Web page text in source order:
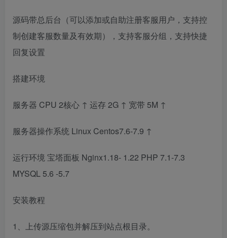
源码带总后台（可以添加或自助注册客服用户，支持控
制创建客服数量及有效期），支持客服分组，支持快捷
回复设置
搭建环境
服务器 CPU 2核心 ↑ 运存 2G ↑ 宽带 5M ↑
服务器操作系统 Linux Centos7.6-7.9 ↑
运行环境 宝塔面板 Nginx1.18- 1.22 PHP 7.1-7.3
MYSQL 5.6 -5.7
安装教程
1、上传源压缩包并解压到站点根目录。